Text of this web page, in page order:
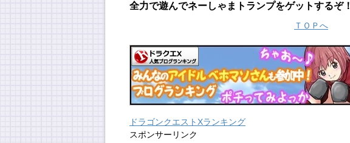
全力で遊んでネーしゃまトランプをゲットするぞ！
ＴＯＰへ
ドラゴンクエストXランキング
スポンサーリンク